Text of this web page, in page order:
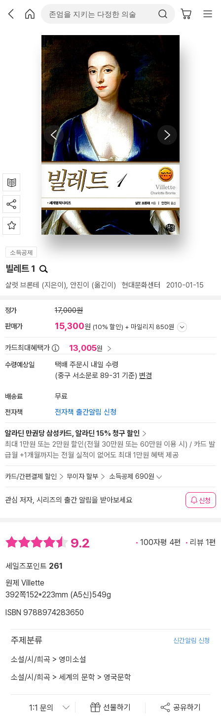
소득공제
빌레트 1
샬럿 브론테 (지은이), 안진이 (옮긴이)현대문화센터 2010-01-15
정가 17,000원
판매가 15,300원 (10% 할인) + 마일리지 850원
카드최대혜택가 13,005원
수령예상일
택배 주문시 내일 수령
(중구 서소문로 89-31 기준) 변경
배송료 무료
전자책 전자책 출간알림 신청
알라딘 만권당 삼성카드, 알라딘 15% 청구 할인
최대 1만원 또는 2만원 할인(전월 30만원 또는 60만원 이용 시) / 카드 발
급월 +1개월까지는 전월 실적이 없어도 최대 1만원 혜택 제공
카드/간편결제 할인 무이자 할부 소득공제 690원
관심 저자, 시리즈의 출간 알림을 받아보세요 신청
9.2 100자평 4편 리뷰 1편
세일즈포인트 261
원제 Villette
392쪽152*223mm (A5신)549g
ISBN 9788974283650
주제분류 신간알림 신청
소설/시/희곡 > 영미소설
소설/시/희곡 > 세계의 문학 > 영국문학
선물하기 공유하기